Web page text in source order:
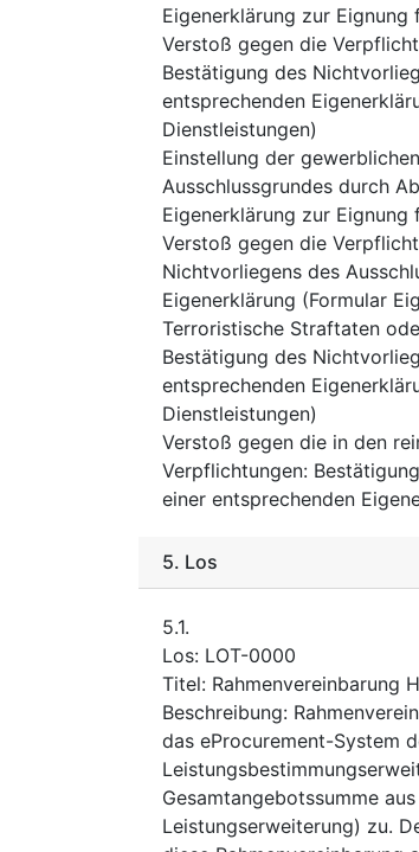
Eigenerklärung zur
Verstoß gegen die
Bestätigung des
entsprechenden
Dienstleistungen)
Einstellung der
Ausschlussgrundes durch
Eigenerklärung zur
Verstoß gegen die
Nichtvorliegens des
Eigenerklärung (Formular
Terroristische Straftaten
Bestätigung des
entsprechenden
Dienstleistungen)
Verstoß gegen die in den
Verpflichtungen:
einer entsprechenden
5. Los
5.1.
Los: LOT-0000
Titel: Rahmenvereinbarung
Beschreibung:
das eProcurement-System
Gesamtangebotssumme
Leistungserweiterung) zu.